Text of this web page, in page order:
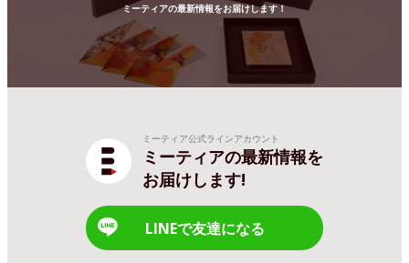
ミーティアの最新情報をお届けします！
ミーティア公式ラインアカウント
ミーティアの最新情報を
お届けします!
LINEで友達になる